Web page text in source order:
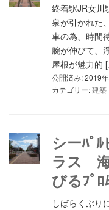
終着駅JR女川
泉が引かれた
車の為、時間
腕が伸びて、
屋根が魅力的
公開済み: 2019
カテゴリー:建築
シーﾊﾟ
ラス
びるﾌﾟﾛ
しばらくぶり